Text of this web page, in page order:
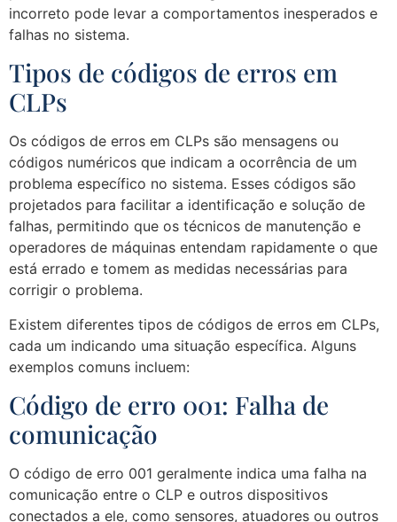
incorreto pode levar a comportamentos inesperados e
falhas no sistema.
Tipos de códigos de erros em
CLPs
Os códigos de erros em CLPs são mensagens ou
códigos numéricos que indicam a ocorrência de um
problema específico no sistema. Esses códigos são
projetados para facilitar a identificação e solução de
falhas, permitindo que os técnicos de manutenção e
operadores de máquinas entendam rapidamente o que
está errado e tomem as medidas necessárias para
corrigir o problema.
Existem diferentes tipos de códigos de erros em CLPs,
cada um indicando uma situação específica. Alguns
exemplos comuns incluem:
Código de erro 001: Falha de
comunicação
O código de erro 001 geralmente indica uma falha na
comunicação entre o CLP e outros dispositivos
conectados a ele, como sensores, atuadores ou outros